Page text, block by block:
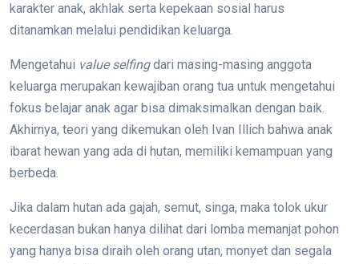
karakter anak, akhlak serta kepekaan sosial harus
ditanamkan melalui pendidikan keluarga.
Mengetahui value selfingdari masing-masing anggota
keluarga merupakan kewajiban orang tua untuk mengetahui
fokus belajar anak agar bisa dimaksimalkan dengan baik.
Akhirnya, teori yang dikemukan oleh Ivan Illich bahwa anak
ibarat hewan yang ada di hutan, memiliki kemampuan yang
berbeda.
Jika dalam hutan ada gajah, semut, singa, maka tolok ukur
kecerdasan bukan hanya dilihat dari lomba memanjat pohon
yang hanya bisa diraih oleh orang utan, monyet dan segala